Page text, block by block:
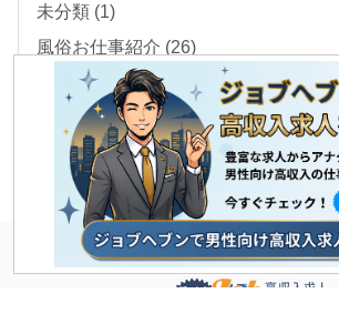
未分類 (1)
風俗お仕事紹介 (26)
風俗業界情報(204)